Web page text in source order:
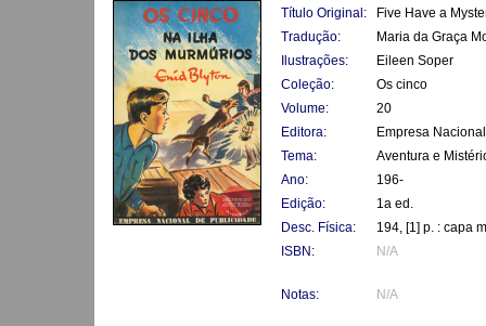
Título Original:
Five Have a
Tradução:
Maria da Graça
Ilustrações:
Eileen Soper
Coleção:
Os cinco
Volume:
20
Editora:
Empresa
Tema:
Aventura e
Ano:
196-
Edição:
1a ed.
Desc. Física:
194, [1] p. : capa
ISBN:
N/A
Notas: N/A